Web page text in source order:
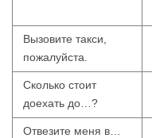
Вызовите такси,
пожалуйста.
Сколько стоит
доехать до…?
Отвезите меня в…